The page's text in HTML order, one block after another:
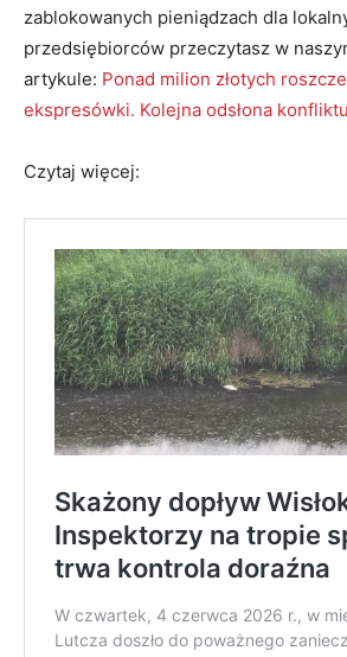
zablokowanych pieniądzach dla
przedsiębiorców przeczytasz w
artykule: Ponad milion złotych
ekspresówki. Kolejna odsłona
Czytaj więcej: